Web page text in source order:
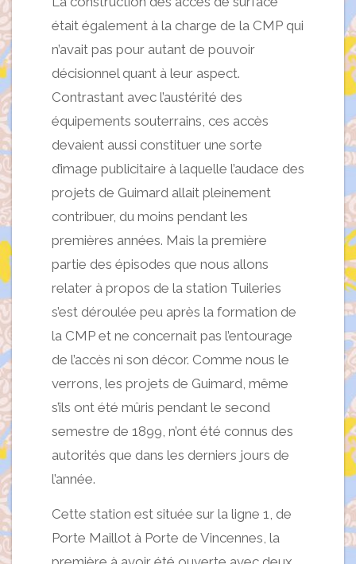
était également à la charge de la CMP qui
n’avait pas pour autant de pouvoir
décisionnel quant à leur aspect.
Contrastant avec l’austérité des
équipements souterrains, ces accès
devaient aussi constituer une sorte
d’image publicitaire à laquelle l’audace des
projets de Guimard allait pleinement
contribuer, du moins pendant les
premières années. Mais la première
partie des épisodes que nous allons
relater à propos de la station Tuileries
s’est déroulée peu après la formation de
la CMP et ne concernait pas l’entourage
de l’accès ni son décor. Comme nous le
verrons, les projets de Guimard, même
s’ils ont été mûris pendant le second
semestre de 1899, n’ont été connus des
autorités que dans les derniers jours de
l’année.
Cette station est située sur la ligne 1, de
Porte Maillot à Porte de Vincennes, la